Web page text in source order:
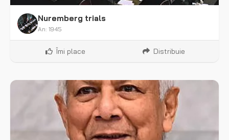
Nuremberg trials
An: 1945
Îmi place Distribuie